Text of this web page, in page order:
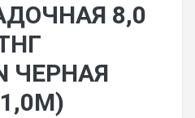
8,0
ЧЕРНАЯ